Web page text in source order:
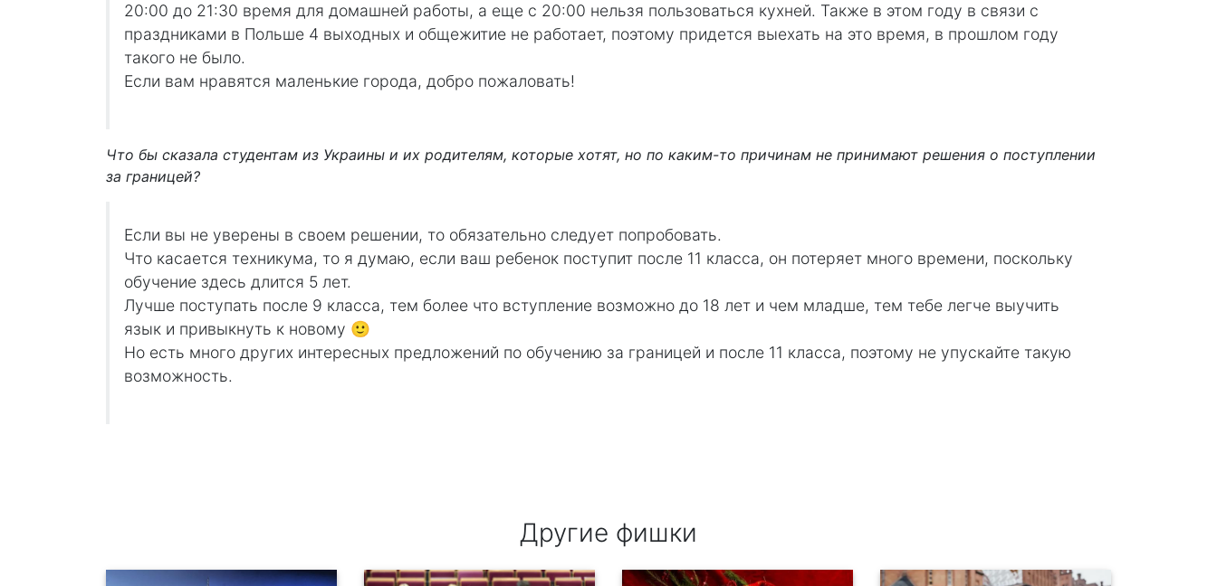
20:00 до 21:30 время для домашней работы, а еще с 20:00 нельзя пользоваться кухней. Также в этом году в связи с
праздниками в Польше 4 выходных и общежитие не работает, поэтому придется выехать на это время, в прошлом году
такого не было.
Если вам нравятся маленькие города, добро пожаловать!
Что бы сказала студентам из Украины и их родителям, которые хотят, но по каким-то причинам не принимают решения о поступлении
за границей?
Если вы не уверены в своем решении, то обязательно следует попробовать.
Что касается техникума, то я думаю, если ваш ребенок поступит после 11 класса, он потеряет много времени, поскольку
обучение здесь длится 5 лет.
Лучше поступать после 9 класса, тем более что вступление возможно до 18 лет и чем младше, тем тебе легче выучить
язык и привыкнуть к новому 🙂
Но есть много других интересных предложений по обучению за границей и после 11 класса, поэтому не упускайте такую
возможность.
Другие фишки